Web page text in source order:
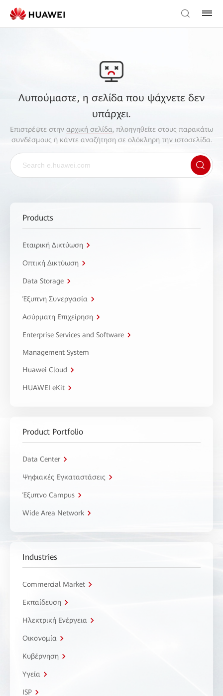
Λυπούμαστε, η σελίδα που ψάχνετε δεν
υπάρχει.
Επιστρέψτε στην αρχική σελίδα, πλοηγηθείτε στους παρακάτω
συνδέσμους ή κάντε αναζήτηση σε ολόκληρη την ιστοσελίδα.
Products
Εταιρική Δικτύωση
Οπτική Δικτύωση
Data Storage
Έξυπνη Συνεργασία
Ασύρματη Επιχείρηση
Enterprise Services and Software
Management System
Huawei Cloud
HUAWEI eKit
Product Portfolio
Data Center
Ψηφιακές Εγκαταστάσεις
Έξυπνο Campus
Wide Area Network
Industries
Commercial Market
Εκπαίδευση
Ηλεκτρική Ενέργεια
Οικονομία
Κυβέρνηση
Υγεία
ISP